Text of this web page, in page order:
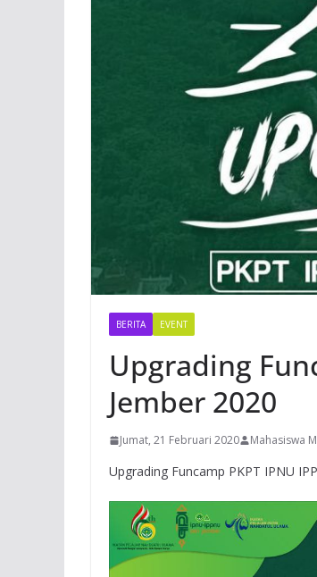
BERITA EVENT
Upgrading
Jember 2020
Jumat, 21 Februari 2020 Mahasiswa
Upgrading Funcamp PKPT IPNU